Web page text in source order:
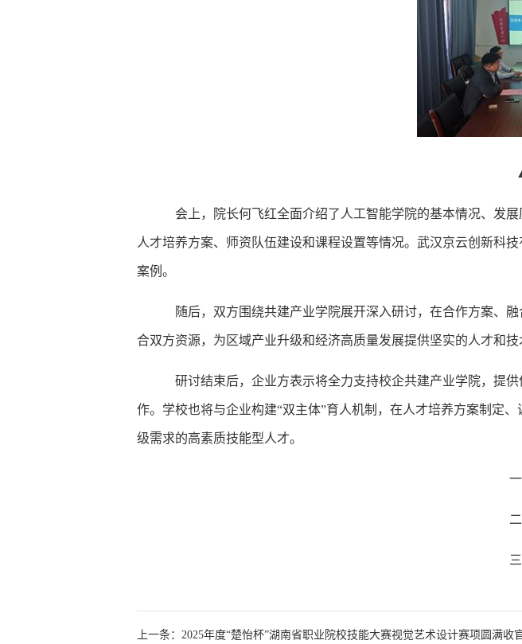
会上，院长何飞红全面介绍了人工智能学院的基本情况、发
人才培养方案、师资队伍建设和课程设置等情况。武汉京云创新科
案例。
随后，双方围绕共建产业学院展开深入研讨，在合作方案、
合双方资源，为区域产业升级和经济高质量发展提供坚实的人才和
研讨结束后，企业方表示将全力支持校企共建产业学院，提
作。学校也将与企业构建“双主体”育人机制，在人才培养方案制定
级需求的高素质技能型人才。
上一条：2025年度“楚怡杯”湖南省职业院校技能大赛视觉艺术设计赛项圆满收